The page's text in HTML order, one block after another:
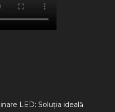
LED: Soluția ideală